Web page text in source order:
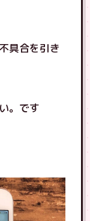
具合を引き
。です